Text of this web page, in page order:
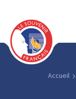
Accueil